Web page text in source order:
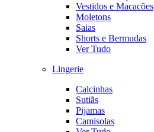
Vestidos e Macacões
Moletons
Saias
Shorts e Bermudas
Ver Tudo
Lingerie
Calcinhas
Sutiãs
Pijamas
Camisolas